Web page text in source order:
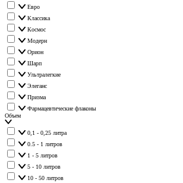
Евро
Классика
Космос
Модерн
Орион
Шарп
Ультралегкие
Элеганс
Призма
Фармацевтические флаконы
Объем
0,1 - 0,25 литра
0.5 - 1 литров
1 - 5 литров
5 - 10 литров
10 - 50 литров